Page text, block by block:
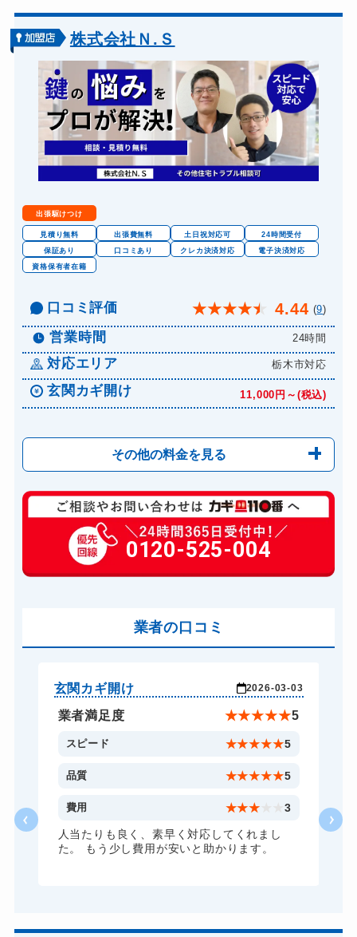
ドアノブカギ交換
株式会社Ｎ.Ｓ
出張駆けつけ
見積り無料 出張費無料 土日祝対応可
24時間受付
保証あり
口コミあり クレカ決済対応
電子決済対応
資格保有者在籍
口コミ評価 ★★★★★ 4.44 (9)
営業時間 24時間
対応エリア 栃木市対応
玄関カギ開け 11,000円～(税込)
その他の料金を見る
玄関カギ修理 6,600円～(税込)
玄関カギ交換 14,300円～(税込)
車カギ開け 13,200円～(税込)
スーツケースカギ開け
ロッカーカギ開け 8,800円～(税込)
ドアノブカギ開け 6,600円～(税込)
ドアノブカギ交換 11,000円～(税込)
0120-525-004
業者の口コミ
玄関カギ開け 2026-03-03
業者満足度 ★★★★★5
スピード ★★★★★5
品質 ★★★★★5
費用 ★★★ 3
人当たりも良く、素早く対応してくれまし
た。 もう少し費用が安いと助かります。